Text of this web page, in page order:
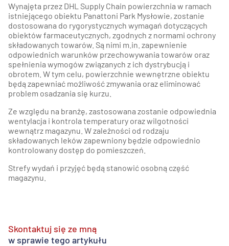
Wynajęta przez DHL Supply Chain powierzchnia w ramach
istniejącego obiektu Panattoni Park Mysłowie, zostanie
dostosowana do rygorystycznych wymagań dotyczących
obiektów farmaceutycznych, zgodnych z normami ochrony
składowanych towarów. Są nimi m.in. zapewnienie
odpowiednich warunków przechowywania towarów oraz
spełnienia wymogów związanych z ich dystrybucją i
obrotem. W tym celu, powierzchnie wewnętrzne obiektu
będą zapewniać możliwość zmywania oraz eliminować
problem osadzania się kurzu.
Ze względu na branżę, zastosowana zostanie odpowiednia
wentylacja i kontrola temperatury oraz wilgotności
wewnątrz magazynu. W zależności od rodzaju
składowanych leków zapewniony będzie odpowiednio
kontrolowany dostęp do pomieszczeń.
Strefy wydań i przyjęć będą stanowić osobną część
magazynu.
Skontaktuj się ze mną
w sprawie tego artykułu